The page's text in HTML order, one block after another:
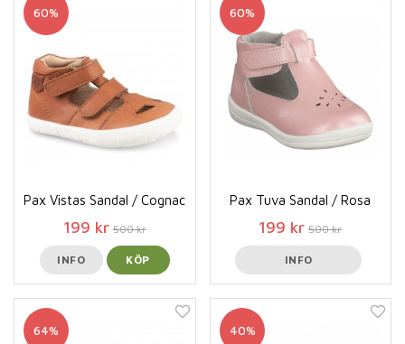
60%
Pax Vistas Sandal / Cognac
199 kr 500 kr
INFO KÖP
60%
Pax Tuva Sandal / Rosa
199 kr 500 kr
INFO
64% 40%